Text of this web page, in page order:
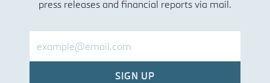
press releases and financial reports via mail.